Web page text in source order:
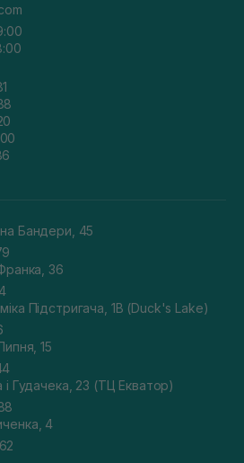
Бандери, 45
36
Підстригача, 1В (Duck's Lake)
15
і Гудачека, 23 (ТЦ Екватор)
4